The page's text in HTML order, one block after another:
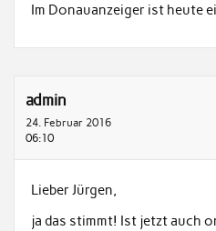
Im Donauanzeiger ist heute
admin
24. Februar 2016
06:10
Lieber Jürgen,
ja das stimmt! Ist jetzt auch